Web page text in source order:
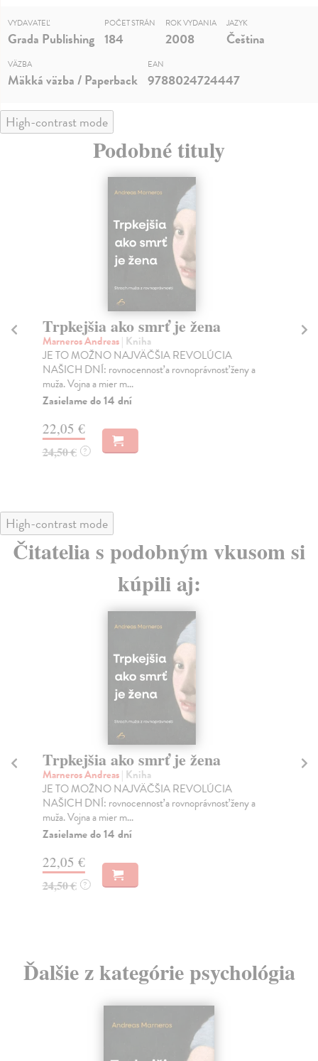
VYDAVATEĽ
Grada Publishing
POČET STRÁN
184
ROK VYDANIA
2008
JAZYK
Čeština
VÄZBA
Mäkká väzba / Paperback
EAN
9788024724447
High-contrast mode
Podobné tituly
Trpkejšia ako smrť je žena
Marneros Andreas| Kniha
JE TO MOŽNO NAJVÄČŠIA REVOLÚCIA
NAŠICH DNÍ: rovnocennosť a rovnoprávnosť ženy a
muža. Vojna a mier m...
Zasielame do 14 dní
22,05 €
24,50 € ?
High-contrast mode
Čitatelia s podobným vkusom si
kúpili aj:
Trpkejšia ako smrť je žena
Marneros Andreas| Kniha
JE TO MOŽNO NAJVÄČŠIA REVOLÚCIA
NAŠICH DNÍ: rovnocennosť a rovnoprávnosť ženy a
muža. Vojna a mier m...
Zasielame do 14 dní
22,05 €
24,50 € ?
Ďalšie z kategórie psychológia